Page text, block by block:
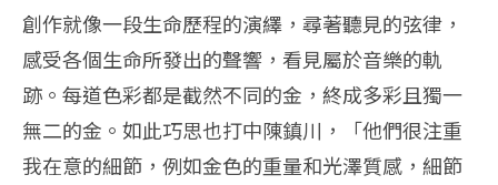
創作就像一段生命歷程的演繹，尋著聽見的弦律，
感受各個生命所發出的聲響，看見屬於音樂的軌
跡。每道色彩都是截然不同的金，終成多彩且獨一
無二的金。如此巧思也打中陳鎮川，「他們很注重
我在意的細節，例如金色的重量和光澤質感，細節